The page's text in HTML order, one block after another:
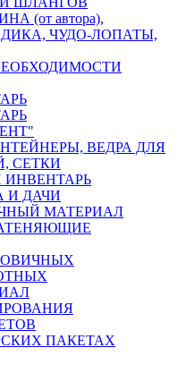
(от автора),
ЧУДО-ЛОПАТЫ,
ВЕДРА ДЛЯ
СЕТКИ
И ДАЧИ
МАТЕРИАЛ
ПАКЕТАХ